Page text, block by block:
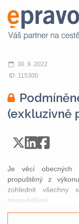
30. 9. 2022
ID: 115300
(exkluzivně
Je věcí obecných
propuštěný z
zohlednit všechny
neosvědčení